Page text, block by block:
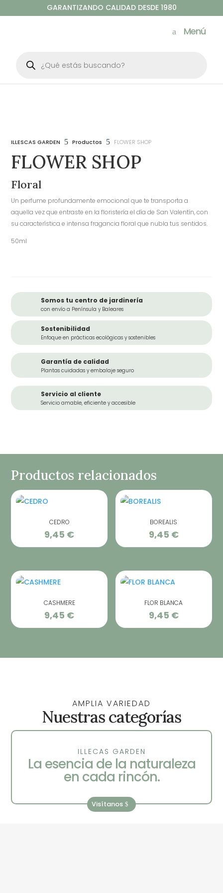
GARANTIZANDO CALIDAD DESDE 1980
Menú
productos
ILLESCAS GARDEN 5 Productos 5 FLOWER SHOP
FLOWER SHOP
Floral
Un perfume profundamente emocional que te transporta a
aquella vez que entraste en la floristería el día de San Valentín, con
su característica e intensa fragancia floral que nubla tus sentidos.
50ml
Somos tu centro de jardinería
con envío a Península y Baleares
Sostenibilidad
Enfoque en prácticas ecológicas y sostenibles
Garantía de calidad
Plantas cuidadas y embalaje seguro
Servicio al cliente
Servicio amable, eficiente y accesible
Productos relacionados
CEDRO
9,45 €
BOREALIS
9,45 €
CASHMERE
9,45 €
FLOR BLANCA
9,45 €
AMPLIA VARIEDAD
Nuestras categorías
ILLECAS GARDEN
La esencia de la naturaleza
en cada rincón.
Visítanos